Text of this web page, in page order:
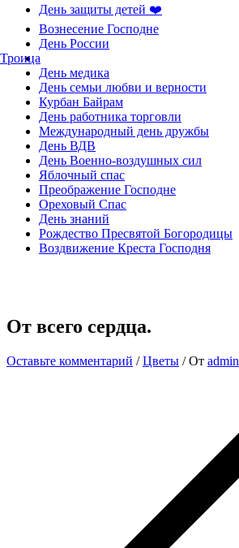
День защиты детей ❤️
Вознесение Господне
День России
Троица
День медика
День семьи любви и верности
Курбан Байрам
День работника торговли
Международный день дружбы
День ВДВ
День Военно-воздушных сил
Яблочный спас
Преображение Господне
Ореховый Спас
День знаний
Рождество Пресвятой Богородицы
Воздвижение Креста Господня
От всего сердца.
Оставьте комментарий /Цветы / От admin